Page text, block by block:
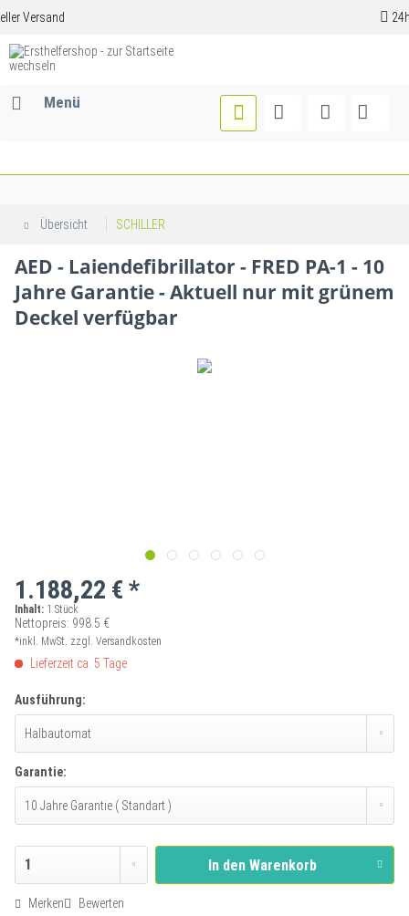
Menü
Übersicht SCHILLER
AED - Laiendefibrillator - FRED PA-1 - 10
Jahre Garantie - Aktuell nur mit grünem
Deckel verfügbar
1.188,22 € *
Inhalt: 1 Stück
Nettopreis: 998.5 €
*inkl. MwSt. zzgl. Versandkosten
Lieferzeit ca. 5 Tage
Ausführung:
Garantie:
In den Warenkorb
Merken Bewerten